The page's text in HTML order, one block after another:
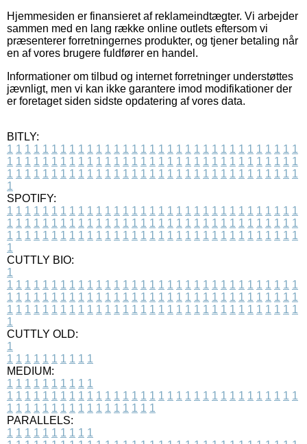
Hjemmesiden er finansieret af reklameindtægter. Vi arbejder
sammen med en lang række online outlets eftersom vi
præsenterer forretningernes produkter, og tjener betaling når
en af vores brugere fuldfører en handel.
Informationer om tilbud og internet forretninger understøttes
jævnligt, men vi kan ikke garantere imod modifikationer der
er foretaget siden sidste opdatering af vores data.
BITLY:
1 1 1 1 1 1 1 1 1 1 1 1 1 1 1 1 1 1 1 1 1 1 1 1 1 1 1 1 1 1 1 1 1
1 1 1 1 1 1 1 1 1 1 1 1 1 1 1 1 1 1 1 1 1 1 1 1 1 1 1 1 1 1 1 1 1
1 1 1 1 1 1 1 1 1 1 1 1 1 1 1 1 1 1 1 1 1 1 1 1 1 1 1 1 1 1 1 1 1
1
SPOTIFY:
1 1 1 1 1 1 1 1 1 1 1 1 1 1 1 1 1 1 1 1 1 1 1 1 1 1 1 1 1 1 1 1 1
1 1 1 1 1 1 1 1 1 1 1 1 1 1 1 1 1 1 1 1 1 1 1 1 1 1 1 1 1 1 1 1 1
1 1 1 1 1 1 1 1 1 1 1 1 1 1 1 1 1 1 1 1 1 1 1 1 1 1 1 1 1 1 1 1 1
1
CUTTLY BIO:
1
1 1 1 1 1 1 1 1 1 1 1 1 1 1 1 1 1 1 1 1 1 1 1 1 1 1 1 1 1 1 1 1 1
1 1 1 1 1 1 1 1 1 1 1 1 1 1 1 1 1 1 1 1 1 1 1 1 1 1 1 1 1 1 1 1 1
1 1 1 1 1 1 1 1 1 1 1 1 1 1 1 1 1 1 1 1 1 1 1 1 1 1 1 1 1 1 1 1 1
1
CUTTLY OLD:
1
1 1 1 1 1 1 1 1 1 1
MEDIUM:
1 1 1 1 1 1 1 1 1 1
1 1 1 1 1 1 1 1 1 1 1 1 1 1 1 1 1 1 1 1 1 1 1 1 1 1 1 1 1 1 1 1 1
1 1 1 1 1 1 1 1 1 1 1 1 1 1 1 1 1
PARALLELS:
1 1 1 1 1 1 1 1 1 1